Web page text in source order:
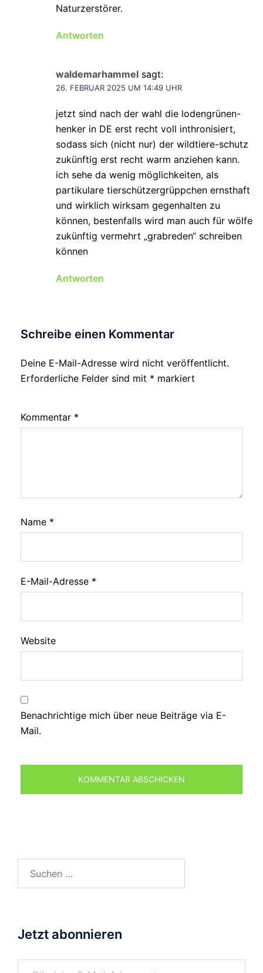
Naturzerstörer.
Antworten
waldemarhammel sagt:
26. FEBRUAR 2025 UM 14:49 UHR
jetzt sind nach der wahl die lodengrünen-
henker in DE erst recht voll inthronisiert,
sodass sich (nicht nur) der wildtiere-schutz
zukünftig erst recht warm anziehen kann.
ich sehe da wenig möglichkeiten, als
partikulare tierschützergrüppchen ernsthaft
und wirklich wirksam gegenhalten zu
können, bestenfalls wird man auch für wölfe
zukünftig vermehrt „grabreden“ schreiben
können
Antworten
Schreibe einen Kommentar
Deine E-Mail-Adresse wird nicht veröffentlicht.
Erforderliche Felder sind mit * markiert
Kommentar *
Name *
E-Mail-Adresse *
Website
Benachrichtige mich über neue Beiträge via E-
Mail.
Jetzt abonnieren
Gib deine E-Mail-Adresse ein ...